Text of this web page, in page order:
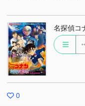
名探偵コ
0